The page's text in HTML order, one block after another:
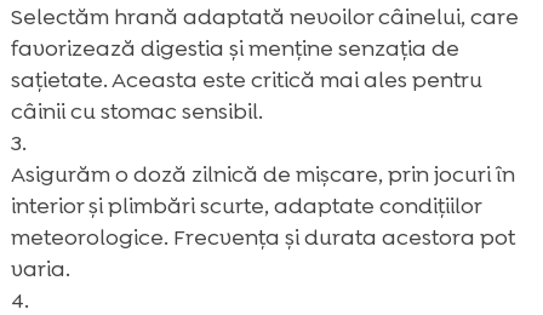
Selectăm hrană adaptată nevoilor câinelui, care
favorizează digestia și menține senzația de
sațietate. Aceasta este critică mai ales pentru
câinii cu stomac sensibil.
Asigurăm o doză zilnică de mișcare, prin jocuri în
interior și plimbări scurte, adaptate condițiilor
meteorologice. Frecvența și durata acestora pot
varia.